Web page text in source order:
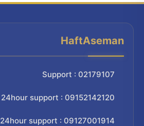
HaftAseman
Support : 02179107
24hour support : 09152142120
24hour support : 09127001914